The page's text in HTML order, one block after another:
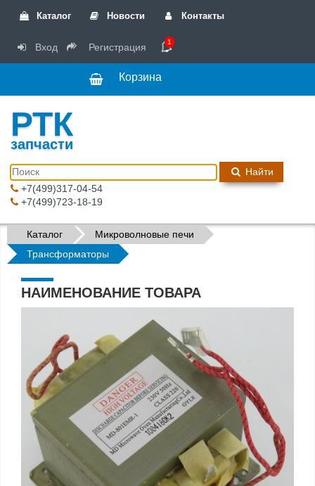
Каталог Новости Контакты
Вход Регистрация 1
Корзина
РТК
запчасти
Найти
+7(499)317-04-54
+7(499)723-18-19
Каталог
Микроволновые печи
Трансформаторы
НАИМЕНОВАНИЕ ТОВАРА